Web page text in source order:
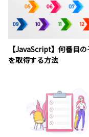
【JavaScript】何番目
を取得する方法